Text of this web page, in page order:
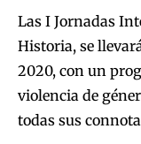
Las I Jornadas
Historia, se
2020, con un
violencia de
todas sus